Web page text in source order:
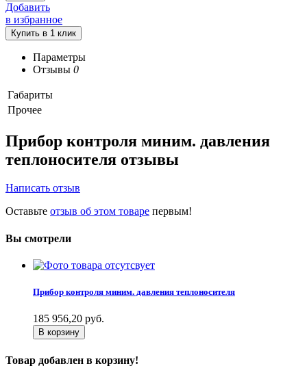
Добавить
в избранное
Параметры
Отзывы 0
Габариты
Прочее
Прибор контроля миним. давления
теплоносителя отзывы
Написать отзыв
Оставьте отзыв об этом товаре первым!
Вы смотрели
Прибор контроля миним. давления теплоносителя
185 956,20 руб.
В корзину
Товар добавлен в корзину!